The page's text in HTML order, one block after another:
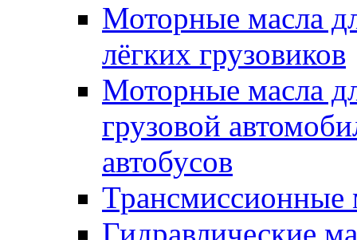
Моторные масла
лёгких грузовиков
Моторные масла
грузовой
автобусов
Трансмиссионные